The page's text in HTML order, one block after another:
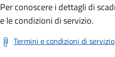
Per conoscere i dettagli di
e le condizioni di servizio.
Termini e condizioni di servizio